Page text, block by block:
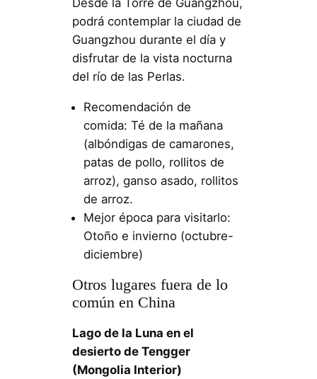
podrá contemplar la ciudad de
Guangzhou durante el día y
disfrutar de la vista nocturna
del río de las Perlas.
Recomendación de
comida: Té de la mañana
(albóndigas de camarones,
patas de pollo, rollitos de
arroz), ganso asado, rollitos
de arroz.
Mejor época para visitarlo:
Otoño e invierno (octubre-
diciembre)
Otros lugares fuera de lo
común en China
Lago de la Luna en el
desierto de Tengger
(Mongolia Interior)